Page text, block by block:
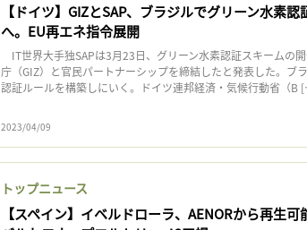
【ドイツ】GIZとSAP、ブラジルでグリーン水素
へ。EU再エネ指令展開
IT世界大手独SAPは3月23日、グリーン水素認証スキームの
庁（GIZ）と官民パートナーシップを締結したと発表した。ブ
認証ルールを構築しにいく。ドイツ連邦経済・気候行動省（B
2023/04/09
トップニュース
【スペイン】イベルドローラ、AENORから再生可